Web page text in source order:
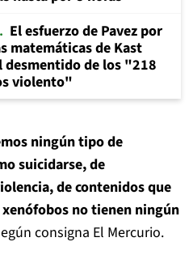
El esfuerzo de Pavez por
matemáticas de Kast
desmentido de los "218
violento"
ningún tipo de
suicidarse, de
de contenidos que
no tienen ningún
consigna El Mercurio.